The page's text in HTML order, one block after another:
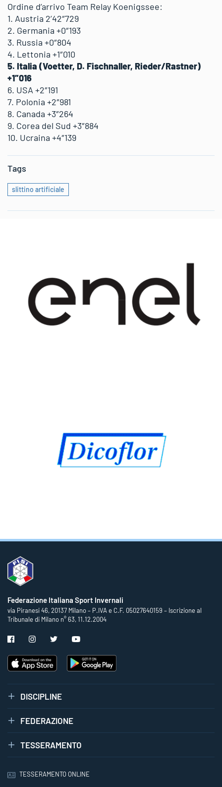
Ordine d’arrivo Team Relay Koenigssee:
1. Austria 2’42″729
2. Germania +0″193
3. Russia +0″804
4. Lettonia +1″010
5. Italia (Voetter, D. Fischnaller, Rieder/Rastner)
+1″016
6. USA +2″191
7. Polonia +2″981
8. Canada +3″264
9. Corea del Sud +3″884
10. Ucraina +4″139
Tags
slittino artificiale
Federazione Italiana Sport Invernali
via Piranesi 46, 20137 Milano – P.IVA e C.F. 05027640159 – Iscrizione al
Tribunale di Milano n° 63, 11.12.2004
DISCIPLINE
FEDERAZIONE
TESSERAMENTO
TESSERAMENTO ONLINE